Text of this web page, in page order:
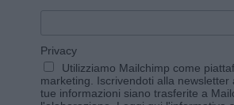
Privacy
Utilizziamo Mailchimp come
marketing. Iscrivendoti alla newsletter
tue informazioni siano trasferite a